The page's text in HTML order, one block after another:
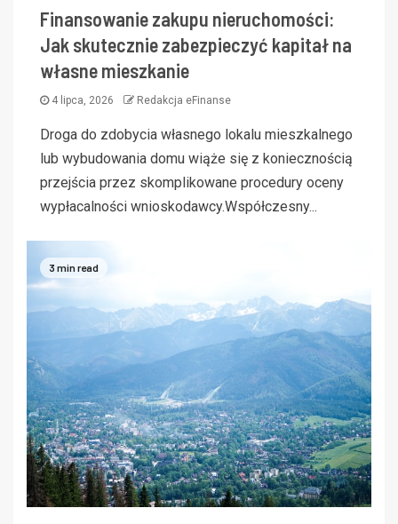
Finansowanie zakupu nieruchomości:
Jak skutecznie zabezpieczyć kapitał na
własne mieszkanie
4 lipca, 2026 Redakcja eFinanse
Droga do zdobycia własnego lokalu mieszkalnego
lub wybudowania domu wiąże się z koniecznością
przejścia przez skomplikowane procedury oceny
wypłacalności wnioskodawcy.Współczesny...
3 min read